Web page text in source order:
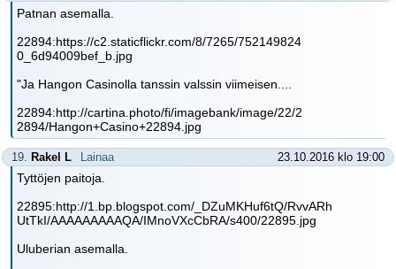
Patnan asemalla.
22894:https://c2.staticflickr.com/8/7265/752149824
0_6d94009bef_b.jpg
"Ja Hangon Casinolla tanssin valssin viimeisen....
22894:http://cartina.photo/fi/imagebank/image/22/2
2894/Hangon+Casino+22894.jpg
19. Rakel L Lainaa 23.10.2016 klo 19:00
Tyttöjen paitoja.
22895:http://1.bp.blogspot.com/_DZuMKHuf6tQ/RvvARh
UtTkI/AAAAAAAAAQA/IMnoVXcCbRA/s400/22895.jpg
Uluberian asemalla.